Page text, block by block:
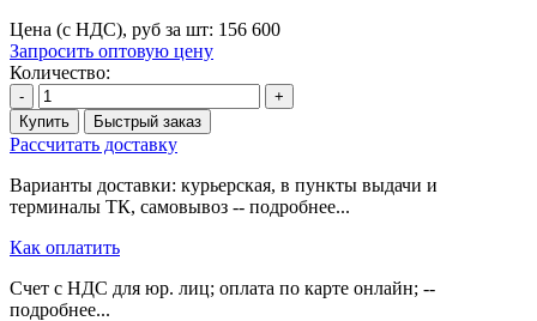
Цена (с НДС), руб за шт: 156 600
Запросить оптовую цену
Количество:
-
+
Купить
Быстрый заказ
Рассчитать доставку
Варианты доставки: курьерская, в пункты выдачи и
терминалы ТК, самовывоз -- подробнее...
Как оплатить
Счет с НДС для юр. лиц; оплата по карте онлайн; --
подробнее...